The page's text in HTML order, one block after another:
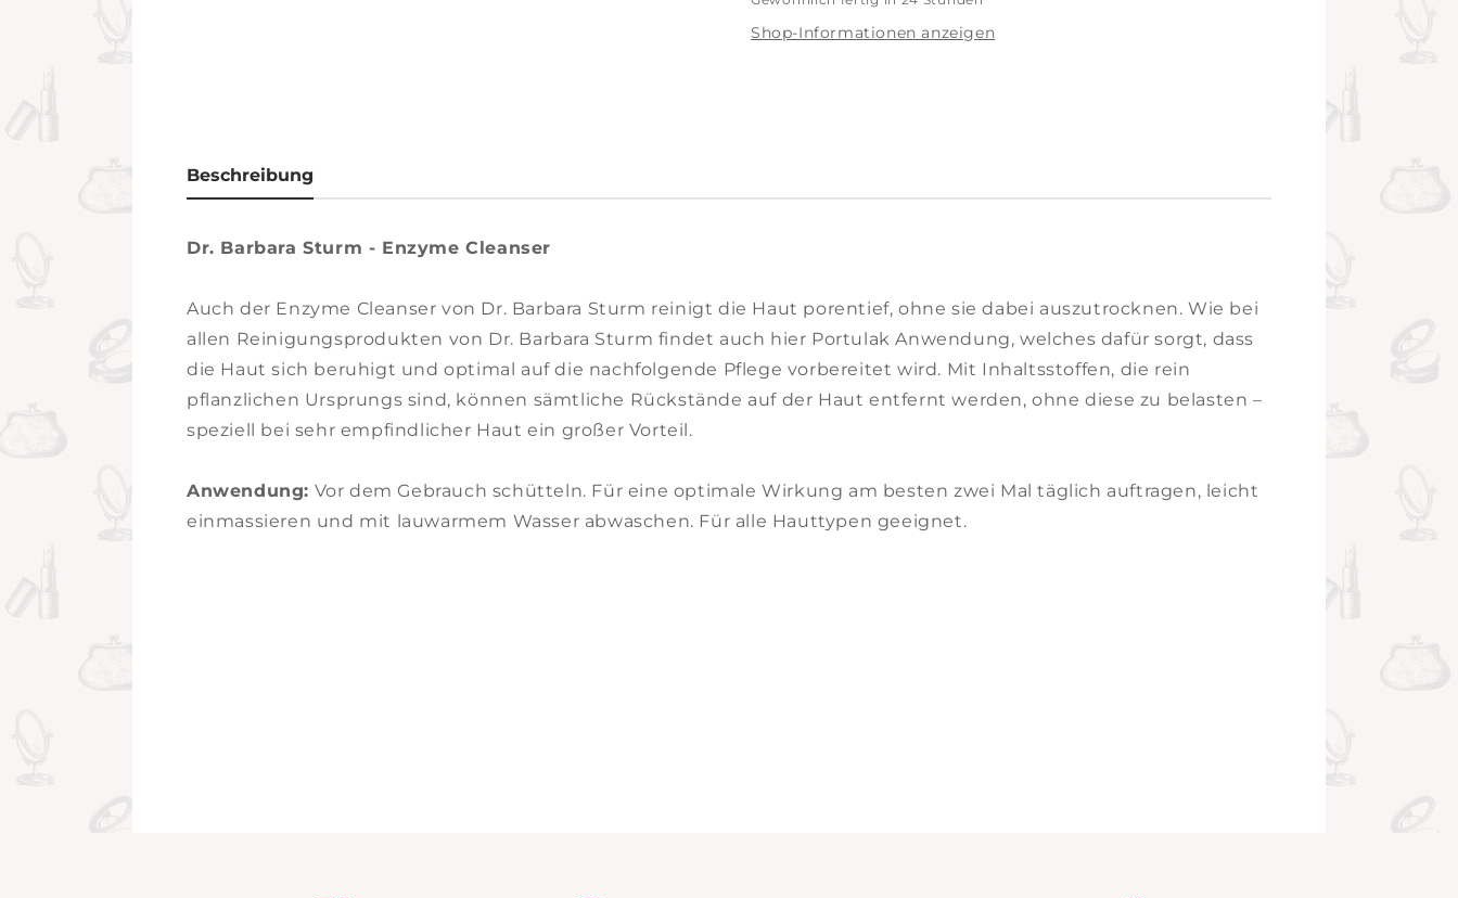
Shop-Informationen anzeigen
Beschreibung
Dr. Barbara Sturm - Enzyme Cleanser
Auch der Enzyme Cleanser von Dr. Barbara Sturm reinigt die Haut porentief, ohne sie dabei auszutrocknen. Wie bei
allen Reinigungsprodukten von Dr. Barbara Sturm findet auch hier Portulak Anwendung, welches dafür sorgt, dass
die Haut sich beruhigt und optimal auf die nachfolgende Pflege vorbereitet wird. Mit Inhaltsstoffen, die rein
pflanzlichen Ursprungs sind, können sämtliche Rückstände auf der Haut entfernt werden, ohne diese zu belasten –
speziell bei sehr empfindlicher Haut ein großer Vorteil.
Anwendung: Vor dem Gebrauch schütteln. Für eine optimale Wirkung am besten zwei Mal täglich auftragen, leicht
einmassieren und mit lauwarmem Wasser abwaschen. Für alle Hauttypen geeignet.